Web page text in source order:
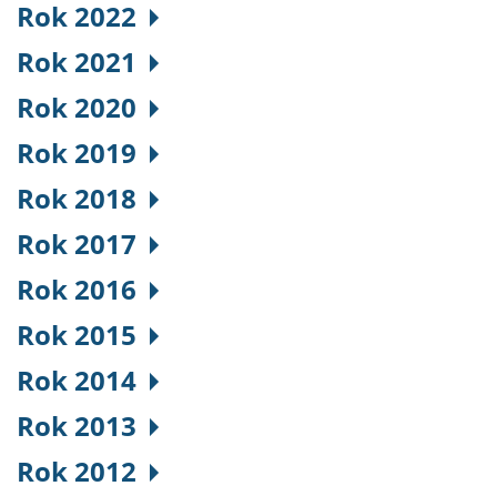
Rok 2022
Rok 2021
Rok 2020
Rok 2019
Rok 2018
Rok 2017
Rok 2016
Rok 2015
Rok 2014
Rok 2013
Rok 2012